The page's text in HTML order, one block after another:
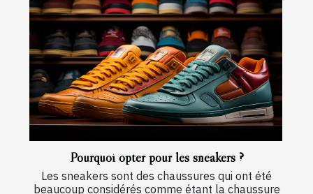
Pourquoi opter pour les sneakers ?
Les sneakers sont des chaussures qui ont été
beaucoup considérés comme étant la chaussure